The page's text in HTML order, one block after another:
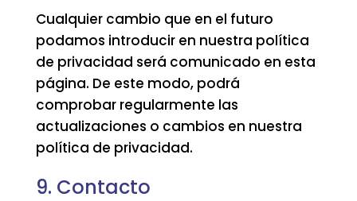
Cualquier cambio que en el futuro
podamos introducir en nuestra política
de privacidad será comunicado en esta
página. De este modo, podrá
comprobar regularmente las
actualizaciones o cambios en nuestra
política de privacidad.
9. Contacto